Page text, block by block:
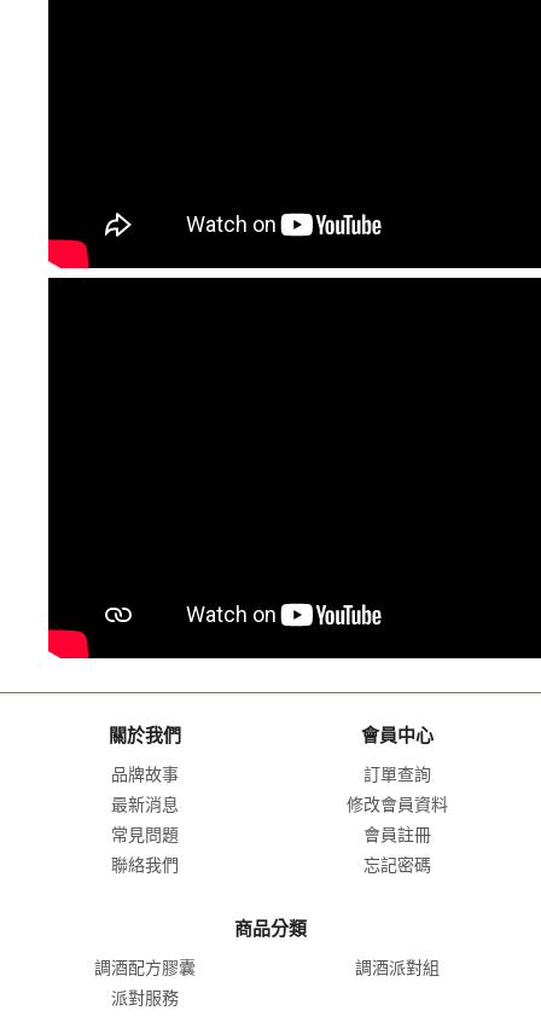
關於我們
品牌故事
最新消息
常見問題
聯絡我們
會員中心
訂單查詢
修改會員資料
會員註冊
忘記密碼
商品分類
調酒配方膠囊
調酒派對組
派對服務